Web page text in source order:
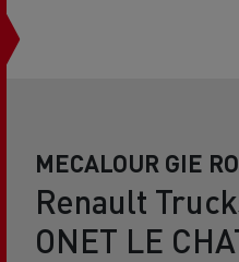
MECALOUR GIE
Renault
ONET LE